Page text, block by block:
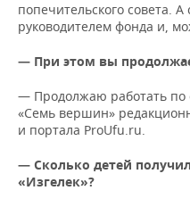
попечительского совета.
руководителем фонда и,
— При этом вы
— Продолжаю работать по
«Семь вершин»
и портала ProUfu.ru.
— Сколько детей
«Изгелек»?